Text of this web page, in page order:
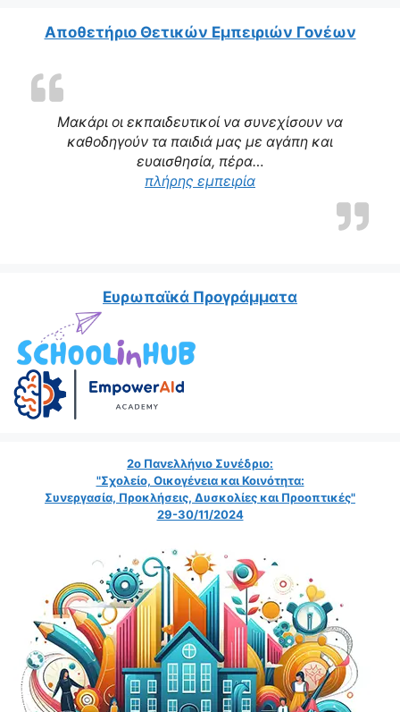
Μακάρι οι εκπαιδευτικοί να συνεχίσουν να
καθοδηγούν τα παιδιά μας με αγάπη και
ευαισθησία, πέρα…
πλήρης εμπειρία“Η δασκάλα μας
Αποθετήριο Θετικών Εμπειριών Γονέων
Ευρωπαϊκά Προγράμματα
2ο Πανελλήνιο Συνέδριο:
"Σχολείο, Οικογένεια και Κοινότητα:
Συνεργασία, Προκλήσεις, Δυσκολίες και Προοπτικές"
29-30/11/2024